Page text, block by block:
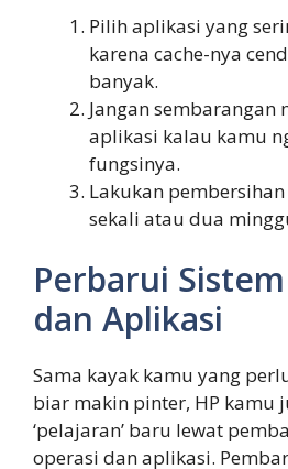
Pilih aplikasi yang
karena cache-nya
banyak.
Jangan sembarangan
aplikasi kalau kamu
fungsinya.
Lakukan
sekali atau dua
Perbarui
dan Aplikasi
Sama kayak kamu yang
biar makin pinter, HP kamu
‘pelajaran’ baru lewat
operasi dan aplikasi.